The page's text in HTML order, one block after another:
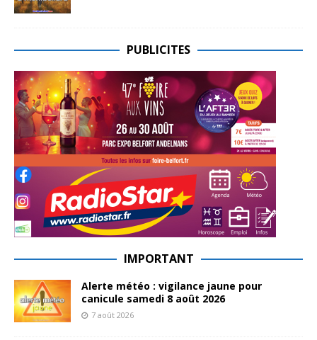
PUBLICITES
IMPORTANT
Alerte météo : vigilance jaune pour
canicule samedi 8 août 2026
7 août 2026